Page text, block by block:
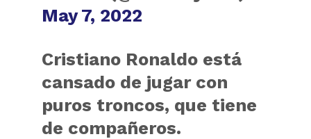
May 7, 2022
Cristiano Ronaldo está
cansado de jugar con
puros troncos, que tiene
de compañeros.